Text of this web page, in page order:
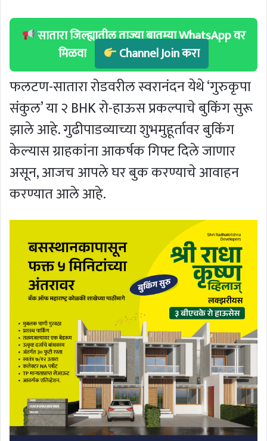
सातारा जिल्ह्यातील ताज्या बातम्या WhatsApp वर
मिळवा
Channel Join करा
फलटण-सातारा रोडवरील स्वरानंदन येथे ‘गुरुकृपा
संकुल’ या २ BHK रो-हाऊस प्रकल्पाचे बुकिंग सुरू
झाले आहे. गुढीपाडव्याच्या शुभमुहूर्तावर बुकिंग
केल्यास ग्राहकांना आकर्षक गिफ्ट दिले जाणार
असून, आजच आपले घर बुक करण्याचे आवाहन
करण्यात आले आहे.